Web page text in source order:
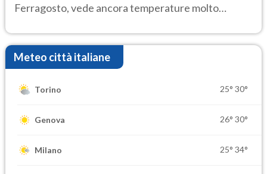
Ferragosto, vede ancora temperature molto
Meteo città italiane
Torino 25° 30°
Genova 26° 30°
Milano 25° 34°